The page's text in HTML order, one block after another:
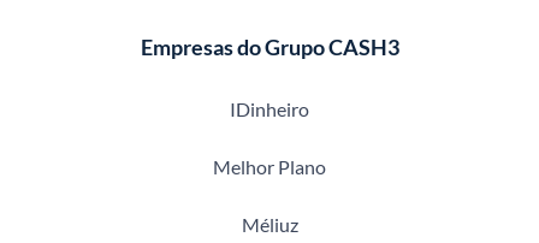
Empresas do Grupo CASH3
IDinheiro
Melhor Plano
Méliuz